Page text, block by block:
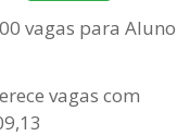
vagas para
vagas com